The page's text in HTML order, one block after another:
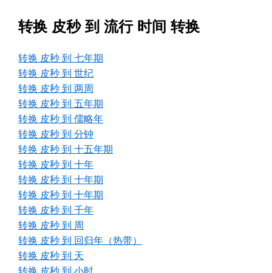
转换 皮秒 到 流行 时间 转换
转换 皮秒 到 七年期
转换 皮秒 到 世纪
转换 皮秒 到 两周
转换 皮秒 到 五年期
转换 皮秒 到 儒略年
转换 皮秒 到 分钟
转换 皮秒 到 十五年期
转换 皮秒 到 十年
转换 皮秒 到 十年期
转换 皮秒 到 十年期
转换 皮秒 到 千年
转换 皮秒 到 周
转换 皮秒 到 回归年（热带）
转换 皮秒 到 天